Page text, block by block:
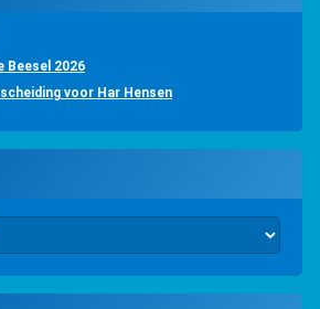
Beesel 2026
voor Har Hensen